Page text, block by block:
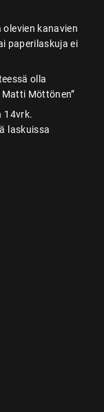
kanavien
paperilaskuja ei
olla
Möttönen”
14vrk.
laskuissa